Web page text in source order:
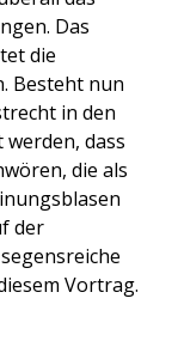
Das
die
Besteht nun
in den
dass
die als
der
Vortrag.